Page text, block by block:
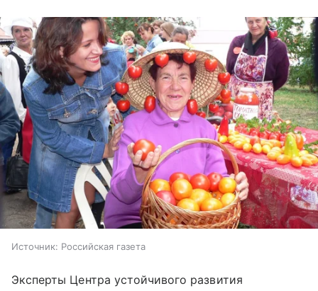
Источник: Российская газета
Эксперты Центра устойчивого развития